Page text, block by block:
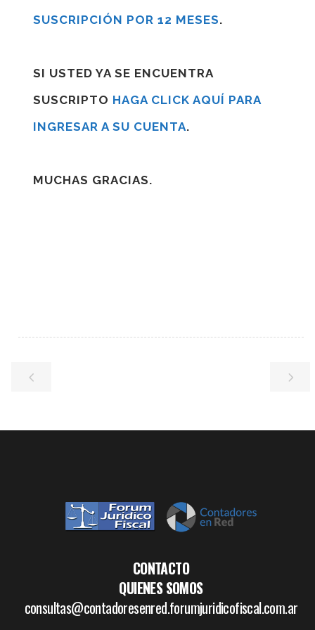
SUSCRIPCIÓN POR 12 MESES.
SI USTED YA SE ENCUENTRA
SUSCRIPTO HAGA CLICK AQUÍ PARA
INGRESAR A SU CUENTA.
MUCHAS GRACIAS.
CONTACTO
QUIENES SOMOS
consultas@contadoresenred.forumjuridicofiscal.com.ar